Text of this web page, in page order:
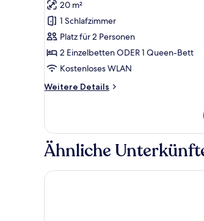
für
Standard-
Doppelzimmer
anzeigen
20 m²
1 Schlafzimmer
Platz für 2 Personen
2 Einzelbetten ODER 1 Queen-Bett
Kostenloses WLAN
Weitere Details
Weitere
Doppelzimmer
Ähnliche
Premier Inn Heilbronn City Centre